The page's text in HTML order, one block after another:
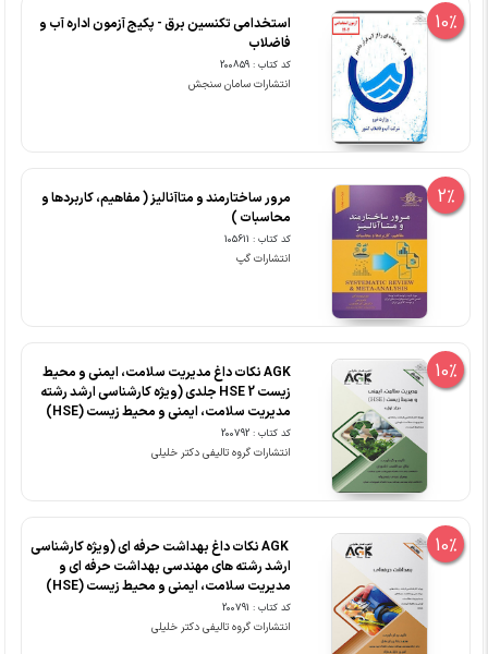
10%
استخدامی تکنسین برق - پکیج آزمون اداره آب و
فاضلاب
کد کتاب : 200859
انتشارات سامان سنجش
2%
مرور ساختارمند و متاآنالیز ( مفاهیم، کاربردها و
محاسبات )
کد کتاب : 105611
انتشارات گپ
10%
AGK نکات داغ مدیریت سلامت، ایمنی و محیط
زیست HSE 2 جلدی (ویژه کارشناسی ارشد رشته
مدیریت سلامت، ایمنی و محیط زیست (HSE)
کد کتاب : 200792
انتشارات گروه تالیفی دکتر خلیلی
10%
‏ AGK نکات داغ بهداشت حرفه ای (ویژه کارشناسی
ارشد رشته های مهندسی بهداشت حرفه ای و
مدیریت سلامت، ایمنی و محیط زیست (HSE)
کد کتاب : 200791
انتشارات گروه تالیفی دکتر خلیلی